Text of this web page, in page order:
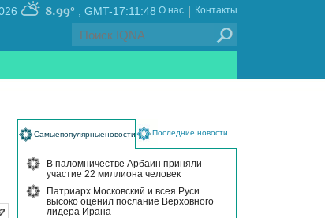
GMT-17:11:48
8.99° Контакты
|
О нас
Самыепопулярныеновости Последние новости
В паломничестве Арбаин приняли
участие 22 миллиона человек
Патриарх Московский и всея Руси
высоко оценил послание Верховного
лидера Ирана